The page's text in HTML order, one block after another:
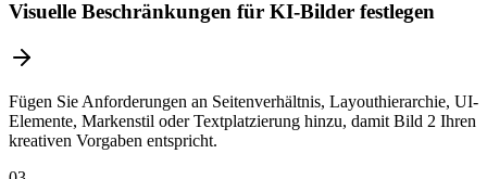
Visuelle Beschränkungen für KI-Bilder festlegen
Fügen Sie Anforderungen an Seitenverhältnis, Layouthierarchie, UI-
Elemente, Markenstil oder Textplatzierung hinzu, damit Bild 2 Ihren
kreativen Vorgaben entspricht.